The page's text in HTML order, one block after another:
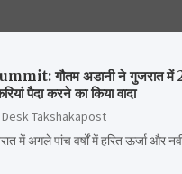
गौतम अडानी ने गुजरात में
पैदा करने का किया वादा
Desk Takshakapost
में अगले पांच वर्षों में हरित ऊर्जा और